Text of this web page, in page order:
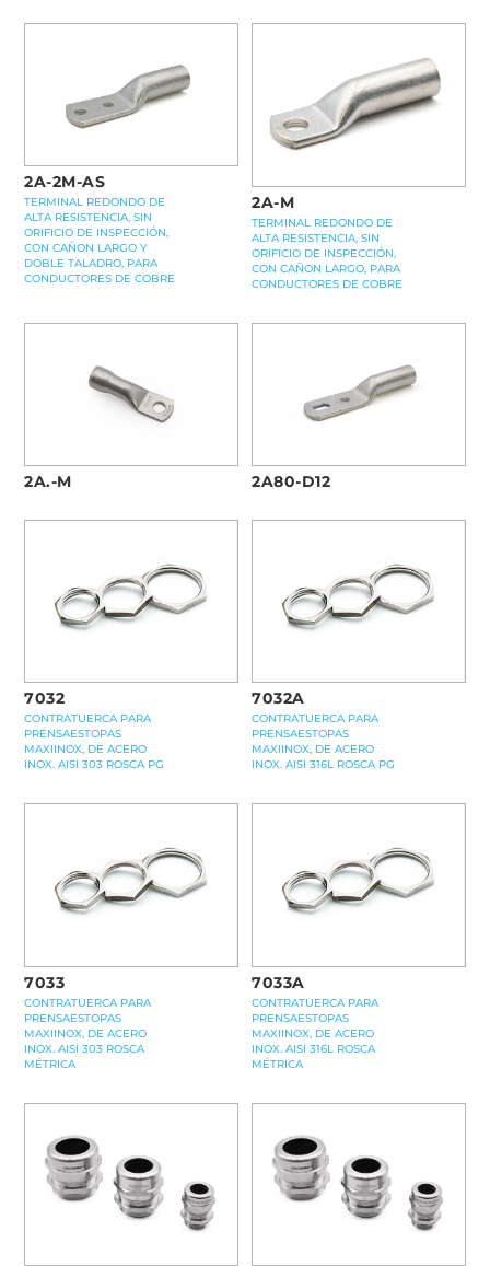
2A-2M-AS
TERMINAL REDONDO DE
ALTA RESISTENCIA, SIN
ORIFICIO DE INSPECCIÓN,
CON CAÑON LARGO Y
DOBLE TALADRO, PARA
CONDUCTORES DE COBRE
2A-M
TERMINAL REDONDO DE
ALTA RESISTENCIA, SIN
ORIFICIO DE INSPECCIÓN,
CON CAÑON LARGO, PARA
CONDUCTORES DE COBRE
2A.-M 2A80-D12
7032
CONTRATUERCA PARA
PRENSAESTOPAS
MAXIINOX, DE ACERO
INOX. AISI 303 ROSCA PG
7032A
CONTRATUERCA PARA
PRENSAESTOPAS
MAXIINOX, DE ACERO
INOX. AISI 316L ROSCA PG
7033
CONTRATUERCA PARA
PRENSAESTOPAS
MAXIINOX, DE ACERO
INOX. AISI 303 ROSCA
MÉTRICA
7033A
CONTRATUERCA PARA
PRENSAESTOPAS
MAXIINOX, DE ACERO
INOX. AISI 316L ROSCA
MÉTRICA